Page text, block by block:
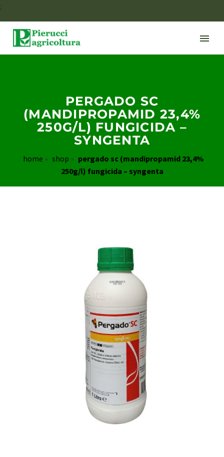
;
PERGADO SC
(MANDIPROPAMID 23,4%
250G/L) FUNGICIDA –
SYNGENTA
home » shop » pergado sc (mandipropamid 23,4%
250g/l) fungicida – syngenta